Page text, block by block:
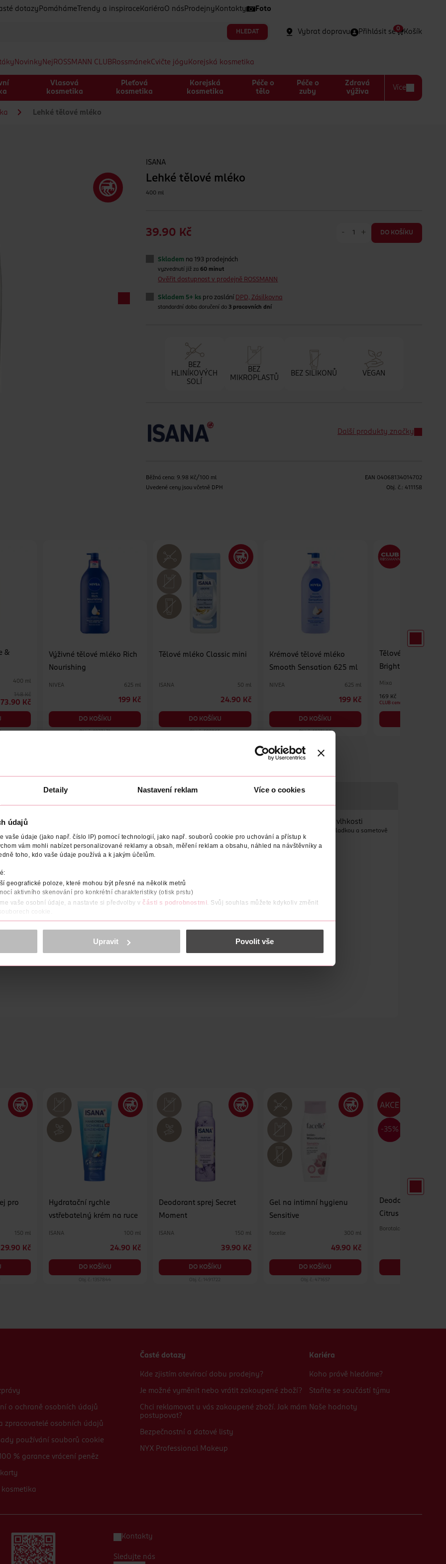
Detaily Nastavení reklam Více o cookies
údajů
vaše údaje (jako např. číslo IP) pomocí technologií, jako např. souborů cookie pro uchování a přístup k
vám mohli nabízet personalizované reklamy a obsah, měření reklam a obsahu, náhled na návštěvníky a
toho, kdo vaše údaje používá a k jakým účelům.
geografické poloze, které mohou být přesné na několik metrů
aktivního skenování pro konkrétní charakteristiky (otisk prstu)
vaše osobní údaje, a nastavte si předvolby v části s podrobnostmi . Svůj souhlas můžete kdykoliv změnit
cookie.
a reklam, funkcí sociálních médií, analýze návštěvnosti, které mohou nést osobní údaje.
osobních údajů.
<
Upravit Povolit vše
dotazy Pomáháme Trendy a inspirace Kariéra O nás Prodejny Kontakty Foto
HLEDAT Vybrat dopravu Přihlásit se Košík
0
Novinky Nej ROSSMANN CLUBRossmánekCvičte jógu Korejská kosmetika
Vlasová
kosmetika
Pleťová
kosmetika
Korejská
kosmetika
Péče o
tělo
Péče o
zuby
Zdravá
výživa
Více
Lehké tělové mléko
ISANA
Lehké tělové mléko
400 ml
39.90 Kč - + DO KOŠÍKU
Skladem na 193 prodejnách
vyzvednutí již za60 minut
Ověřit dostupnost v prodejně ROSSMANN
Skladem 5+ ks pro zaslání DPD, Zásilkovna
standardní doba doručení do 3 pracovních dní
BEZ
HLINÍKOVÝCH
SOLÍ
BEZ
MIKROPLASTŮ
BEZ SILIKONŮ VEGAN
Další produkty značky
Běžná cena: 9.98 Kč/100 ml
Uvedené ceny jsou včetně DPH
EAN 04068134014702
Obj. č.: 411158
&
400 ml
148 Kč
73.90 Kč
Výživné tělové mléko Rich
Nourishing
NIVEA 625 ml
199 Kč
DO KOŠÍKU
Obj. č.: 1027471
Tělové mléko Classic mini
ISANA 50 ml
24.90 Kč
DO KOŠÍKU
Obj. č.: 585965
Krémové tělové mléko
Smooth Sensation 625 ml
NIVEA 625 ml
199 Kč
DO KOŠÍKU
Obj. č.: 1027488
Tělové mléko
Bright & Bronze
Mixa
169 Kč
CLUB cena
TYP POKOŽKY
komplex s vitaminem E, kakaovým máslem a glycerinem pomáhají udržovat rovnováhu vlhkosti
Pokožka je hladká, vláčná a získává příjemnou vůni. Mléko se rychle vstřebává a nezanechává mastný film - pro hladkou a sametově
neutrální.
šetrné čištění pokožky.
pro
150 ml
29.90 Kč
Hydratační rychle
vstřebatelný krém na ruce
ISANA 100 ml
24.90 Kč
DO KOŠÍKU
Obj. č.: 1357844
Deodorant sprej Secret
Moment
ISANA 150 ml
39.90 Kč
DO KOŠÍKU
Obj. č.: 1491722
Gel na intimní hygienu
Sensitive
facelle 300 ml
49.90 Kč
DO KOŠÍKU
Obj. č.: 471657
Deodorant sprej
Citrus and Lime
Borotalco
o ochraně osobních údajů
zpracovatelé osobních údajů
používání souborů cookie
% garance vrácení peněz
kosmetika
Časté dotazy
Kde zjistím otevírací dobu prodejny?
Je možné vyměnit nebo vrátit zakoupené zboží?
Chci reklamovat u vás zakoupené zboží. Jak mám
postupovat?
Bezpečnostní a datové listy
NYX Professional Makeup
Kariéra
Koho právě hledáme?
Staňte se součástí týmu
Naše hodnoty
Kontakty
Sledujte nás